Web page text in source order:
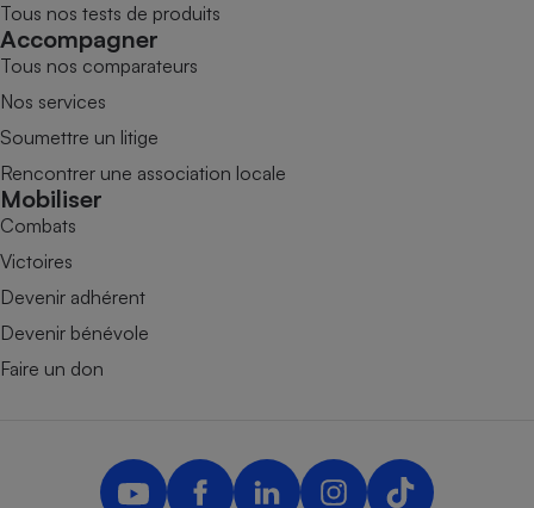
Tous nos tests de produits
Accompagner
Tous nos comparateurs
Nos services
Soumettre un litige
Rencontrer une association locale
Mobiliser
Combats
Victoires
Devenir adhérent
Devenir bénévole
Faire un don